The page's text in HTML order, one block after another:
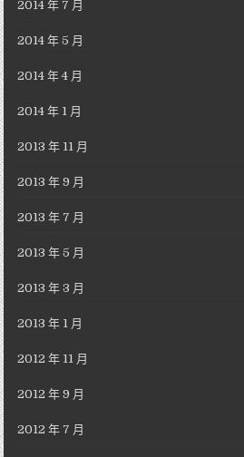
2014 年 7 月
2014 年 5 月
2014 年 4 月
2014 年 1 月
2013 年 11 月
2013 年 9 月
2013 年 7 月
2013 年 5 月
2013 年 3 月
2013 年 1 月
2012 年 11 月
2012 年 9 月
2012 年 7 月